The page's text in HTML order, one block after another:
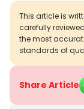
This article is
carefully
the most
standards of
Share Article